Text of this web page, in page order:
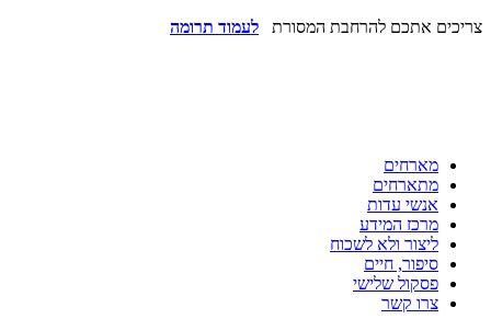
צריכים אתכם להרחבת המסורת לעמוד תרומה
מארחים
מתארחים
אנשי עדות
מרכז המידע
ליצור ולא לשכוח
סיפור, חיים
פסקול שלישי
צרו קשר